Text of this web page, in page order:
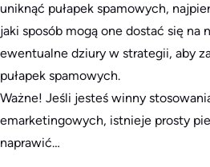
uniknąć pułapek spamowych,
jaki sposób mogą one dostać się na
ewentualne dziury w strategii, aby
pułapek spamowych.
Ważne! Jeśli jesteś winny
emarketingowych, istnieje prosty
naprawić…